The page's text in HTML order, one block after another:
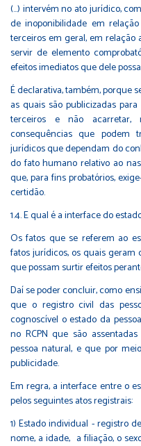
(...) intervém no ato jurídico,
de inoponibilidade em
terceiros em geral, em
servir de elemento
efeitos imediatos que dele
É declarativa, também, porque
as quais são publicizadas
terceiros e não
consequências que podem
jurídicos que dependam do
do fato humano relativo ao
que, para fins probatórios,
certidão.
1.4. E qual é a interface do
Os fatos que se referem ao
fatos jurídicos, os quais geram
que possam surtir efeitos
Daí se poder concluir, como
que o registro civil das
cognoscível o estado da
no RCPN que são
pessoa natural, e que por
publicidade.
Em regra, a interface entre o
pelos seguintes atos registrais:
1) Estado individual - registro
nome, a idade, a filiação, o